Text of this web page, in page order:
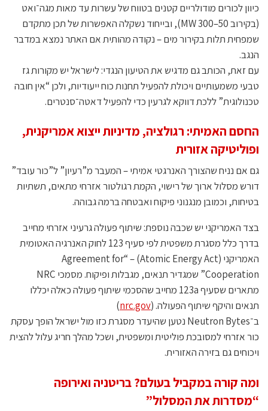
כיוון לכורים מודולריים קטנים בטווח של עשרות עד מאות מגה־ואט
(בקירוב 50–300 MW), ובייחוד נשקלה האפשרות של תכן מתקדם
שמפחית תלות בקירור מים – נקודה מהותית אם האתר נמצא במדבר
הנגב.
עם זאת, הכותב גם מדגיש את הטיעון הנגדי: לישראל יש מקורות גז
טבעי משמעותיים ויכולת להפעיל תחנות כוח ייעודיות, ולכן “אין חובה
טכנולוגית” ללכת דווקא לגרעין כדי להפעיל דאטה־סנטרים.
החסם האמיתי: רגולציה, מדיניות ייצוא אמריקנית,
ופוליטיקה אזורית
גם אם נניח שהצורך האנרגטי אמיתי – המעבר מ”רעיון” ל”כור עובד”
דורש מסלול ארוך של רישוי, הקמת רגולטור אזרחי מתאים, תשתיות
בטיחות, וכמובן מנגנוני פיקוח ואבטחה ברמה גבוהה.
בצד האמריקני יש שכבה נוספת: שיתוף פעולה גרעיני אזרחי מחייב
בדרך כלל מסגרת משפטית לפי סעיף 123 לחוק האנרגיה האטומית
האמריקני (Atomic Energy Act) – “Agreement for
Cooperation” שמגדיר תנאים, מגבלות ופיקוח. מסמכי NRC
מתארים שסעיף 123a מחייב שהסכמי שיתוף פעולה כאלה יכללו
תנאים והיקף שיתוף הפעולה. (nrc.gov
)
ב־Neutron Bytes נטען שהיעדר מסגרת כזו מול ישראל הופך עסקת
כור אזרחי למסובכת פוליטית ומשפטית, ושכל מהלך חריג עלול להצית
ויכוחים גם בזירה האזורית.
ומה קורה במקביל בעולם? בריטניה ואירופה
“מסדרות את המסלול”